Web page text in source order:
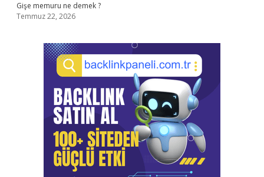
Gişe memuru ne demek ?
Temmuz 22, 2026